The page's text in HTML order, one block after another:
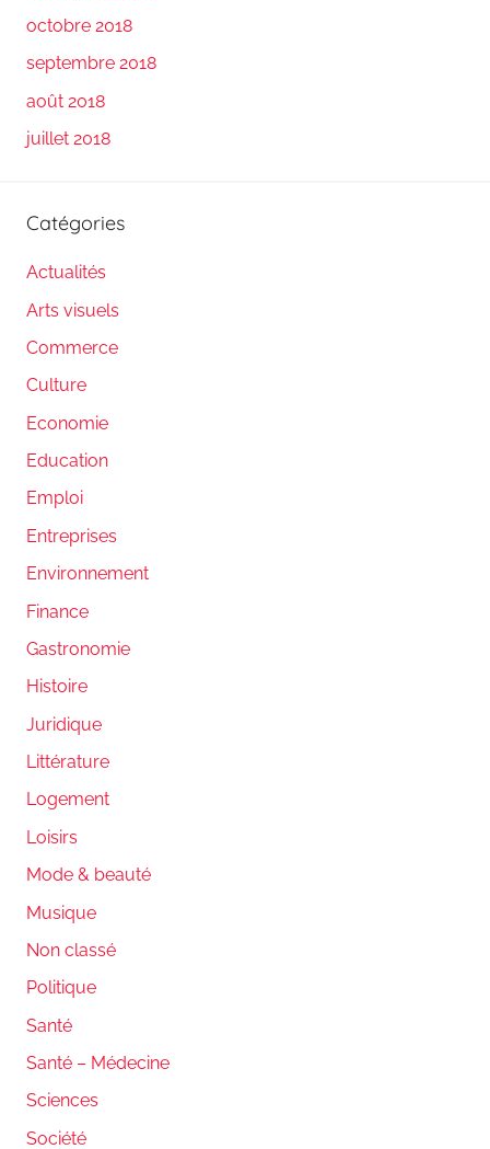
octobre 2018
septembre 2018
août 2018
juillet 2018
Catégories
Actualités
Arts visuels
Commerce
Culture
Economie
Education
Emploi
Entreprises
Environnement
Finance
Gastronomie
Histoire
Juridique
Littérature
Logement
Loisirs
Mode & beauté
Musique
Non classé
Politique
Santé
Santé – Médecine
Sciences
Société